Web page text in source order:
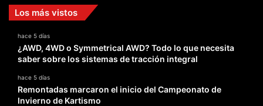
Los más vistos
hace 5 días
¿AWD, 4WD o Symmetrical AWD? Todo lo que necesita
saber sobre los sistemas de tracción integral
hace 5 días
Remontadas marcaron el inicio del Campeonato de
Invierno de Kartismo